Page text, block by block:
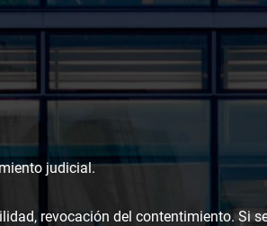
judicial.
revocación del contentimiento. Si